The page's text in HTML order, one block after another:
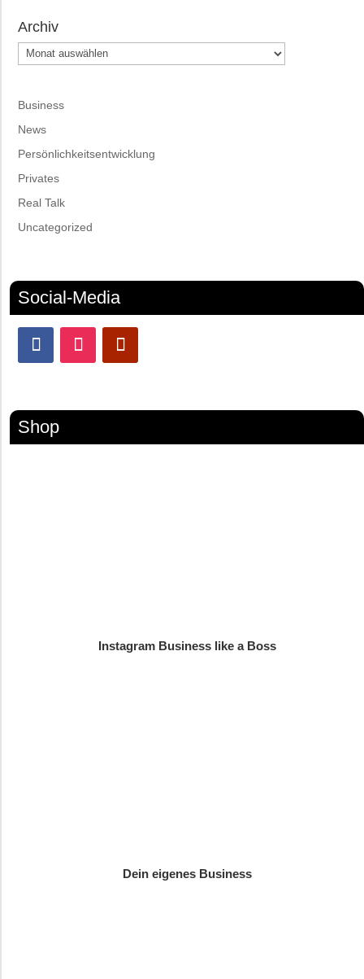
Archiv
Archiv
Business
News
Persönlichkeitsentwicklung
Privates
Real Talk
Uncategorized
Social-Media
Shop
Instagram Business like a Boss
Dein eigenes Business